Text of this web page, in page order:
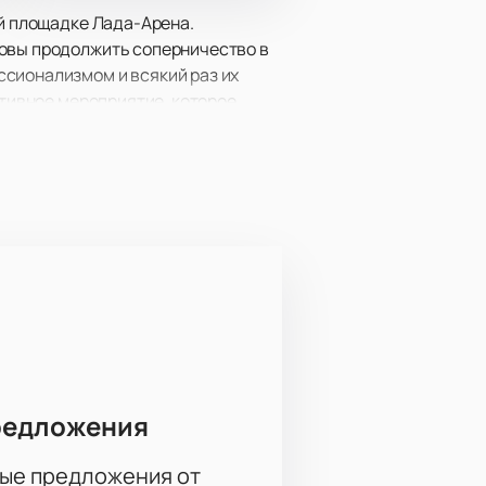
площадке Лада-Арена.
продолжить соперничество в
и всякий раз их
мероприятие, которое
предложения от